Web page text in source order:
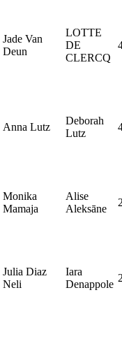
Jade Van
Deun
LOTTE
DE
CLERCQ
Anna Lutz
Deborah
Lutz
Monika
Mamaja
Alise
Aleksāne
Julia Diaz
Neli
Iara
Denappole